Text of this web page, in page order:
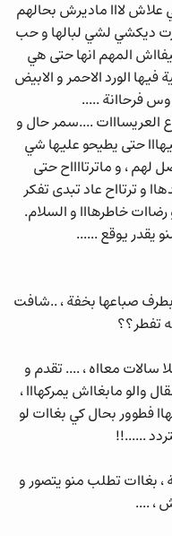
علاش لااا ماديرش بحالهم
ديكشي لشي لبالها و حب
المهم انها حتى هي
الورد الاحمر و الابيض
فرحاانة .....
العريسااات ....سمر حال و
حتى يطيحو عليها شي
لهم ، و ماترتااااح حتى
و ترتااح عاد تبدى تفكر
رضاات خاطرهااا و السلام.
يقدر يوقع ......
بطرف صباعها بخفة ، ..شافت
تفطر؟؟
معااه ، .... تقدم و
والو مابغااش يمركهااا ،
فطوور بحال كي بغاات لو
......!!
، بغاات تطلب منو يتصور و
، ....